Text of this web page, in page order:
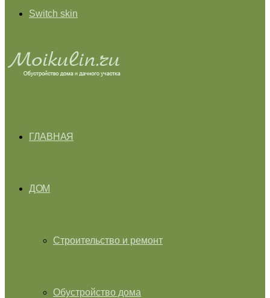
Switch skin
ГЛАВНАЯ
ДОМ
Строительство и ремонт
Обустройство дома